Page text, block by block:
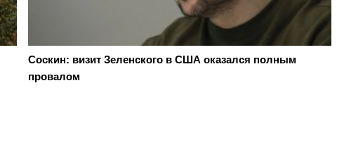
Соскин: визит Зеленского в США оказался полным
провалом